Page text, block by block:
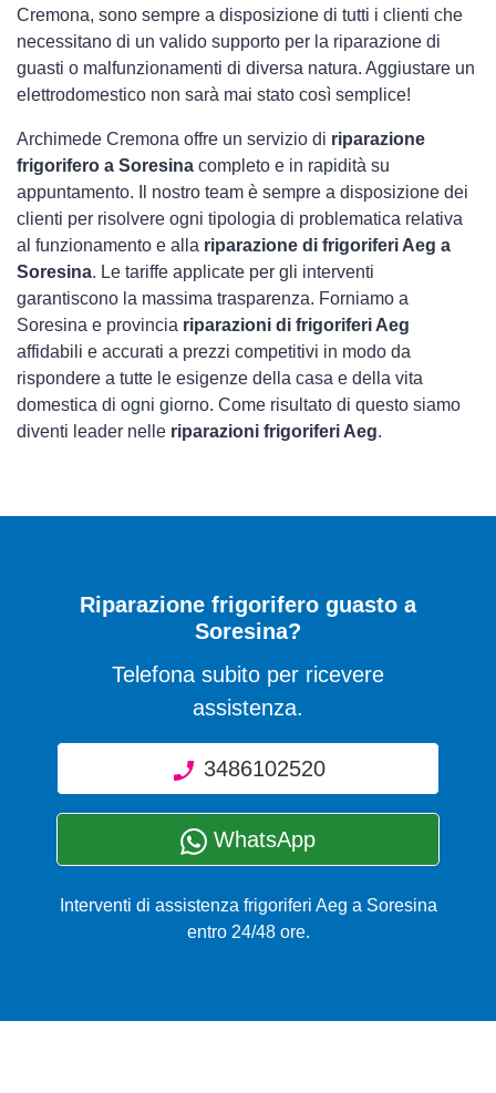
Cremona, sono sempre a disposizione di tutti i clienti che
necessitano di un valido supporto per la riparazione di
guasti o malfunzionamenti di diversa natura. Aggiustare un
elettrodomestico non sarà mai stato così semplice!
Archimede Cremona offre un servizio di riparazione
frigorifero a Soresina completo e in rapidità su
appuntamento. Il nostro team è sempre a disposizione dei
clienti per risolvere ogni tipologia di problematica relativa
al funzionamento e alla riparazione di frigoriferi Aeg a
Soresina. Le tariffe applicate per gli interventi
garantiscono la massima trasparenza. Forniamo a
Soresina e provincia riparazioni di frigoriferi Aeg
affidabili e accurati a prezzi competitivi in modo da
rispondere a tutte le esigenze della casa e della vita
domestica di ogni giorno. Come risultato di questo siamo
diventi leader nelle riparazioni frigoriferi Aeg.
Riparazione frigorifero guasto a
Soresina?
Telefona subito per ricevere
assistenza.
3486102520
WhatsApp
Interventi di assistenza frigoriferi Aeg a Soresina
entro 24/48 ore.